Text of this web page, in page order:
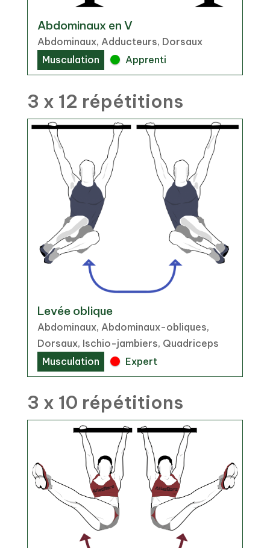
Abdominaux en V
Abdominaux, Adducteurs, Dorsaux
Musculation
Apprenti
3 x 12 répétitions
Levée oblique
Abdominaux, Abdominaux-obliques,
Dorsaux, Ischio-jambiers, Quadriceps
Musculation
Expert
3 x 10 répétitions